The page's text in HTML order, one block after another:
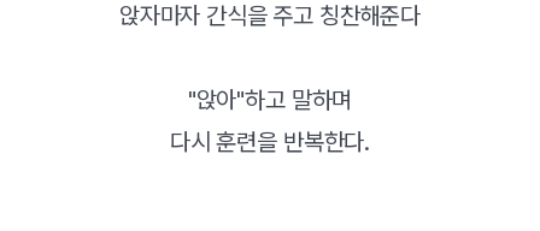
앉자마자 간식을 주고 칭찬해준다
"앉아"하고 말하며
다시 훈련을 반복한다.